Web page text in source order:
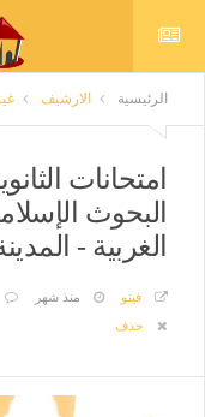
الرئيسية الارشيف
البحوث
الغربية -
فيتو منذ شهر
حذف